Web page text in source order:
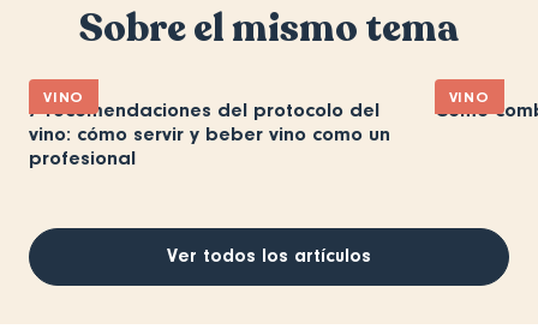
Sobre el mismo tema
VINO
7 recomendaciones del protocolo del
vino: cómo servir y beber vino como un
profesional
VINO
Cómo
Ver todos los artículos